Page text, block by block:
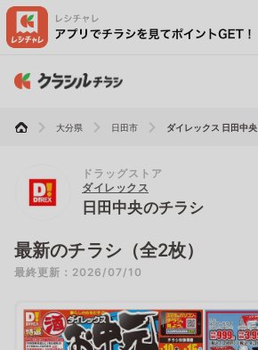
大分県 日田市 ダイレックス 日田中央
ドラッグストア
ダイレックス
日田中央のチラシ
最新のチラシ（全2枚）
最終更新：2026/07/10